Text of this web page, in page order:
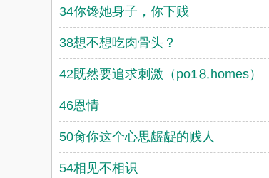
34你馋她身子，你下贱
38想不想吃肉骨头？
42既然要追求刺激（po1⒏homes）
46恩情
50肏你这个心思龌龊的贱人
54相见不相识